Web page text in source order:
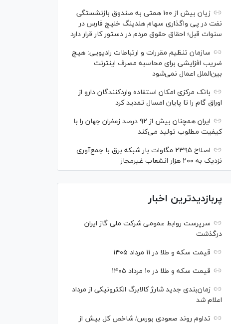
زیان بیش از ۱۰۰ همتی به صندوق بازنشستگی
نفت در پی واگذاری سهام هلدینگ خلیج فارس در
سنوات قبل؛ احقاق حقوق مردم در دستور کار قرار دارد
سازمان تنظیم مقررات و ارتباطات رادیویی: هیچ
ضریب افزایشی برای محاسبه مصرف اینترنت
بین‌الملل اعمال نمی‌شود
بانک مرکزی امکان استفاده واردکنندگان دارو از
اوراق گام را تا پایان امسال تمدید کرد
ایران همچنان بیش از ۹۲ درصد زعفران جهان را با
کیفیت مطلوب تولید می‌کند
اصلاح ۲۳۹۵ مگاوات بار شبکه برق با جمع‌آوری
نزدیک به ۲۰۰ هزار انشعاب غیرمجاز
پربازدیدترین اخبار
سرپرست روابط عمومی شرکت ملی گاز ایران
درگذشت
قیمت سکه و طلا در ۱۱ مرداد ۱۴۰۵
قیمت سکه و طلا در ۱۰ مرداد ۱۴۰۵
زمان‌بندی جدید شارژ کالابرگ الکترونیکی از مرداد
اعلام شد
تداوم روند صعودی بورس/ شاخص کل بیش از